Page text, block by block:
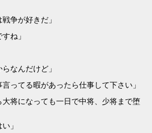
争が好きだ」
ね」
なんだけど」
ってる暇があったら仕事して下さい」
将になっても一日で中将、少将まで堕
」